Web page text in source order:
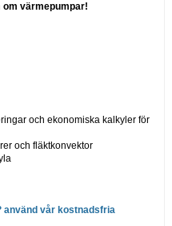
värmepumpar!
och ekonomiska kalkyler för
och fläktkonvektor
använd vår kostnadsfria